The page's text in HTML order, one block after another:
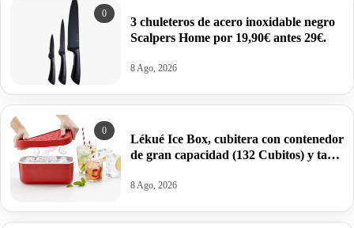
0
3 chuleteros de acero inoxidable negro
Scalpers Home por 19,90€ antes 29€.
8 Ago, 2026
0
Lékué Ice Box, cubitera con contenedor
de gran capacidad (132 Cubitos) y tapa
8 Ago, 2026